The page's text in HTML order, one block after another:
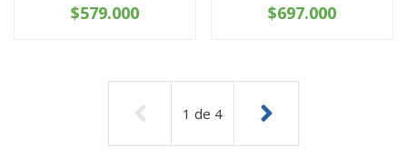
$579.000 $697.000
1 de 4